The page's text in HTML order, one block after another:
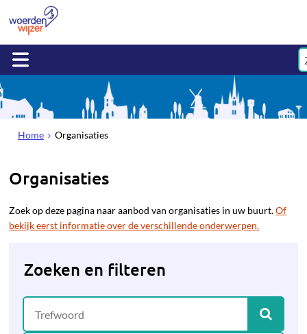
Home Organisaties
Organisaties
Zoek op deze pagina naar aanbod van organisaties in uw buurt.Of
bekijk eerst informatie over de verschillende onderwerpen.
Zoeken en filteren